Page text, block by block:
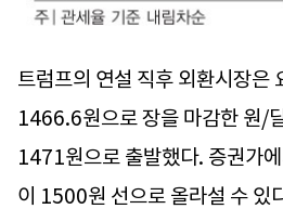
트럼프의 연설 직후 외환시장은
1466.6원으로 장을 마감한 원/
1471원으로 출발했다. 증권가
이 1500원 선으로 올라설 수 있